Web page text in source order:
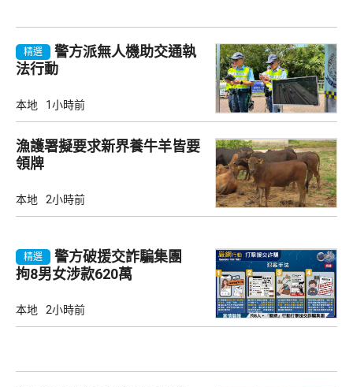
精選
警方派無人機助交通執
法行動
本地 1小時前
漁護署擬要求新界養牛羊皆要
領牌
本地 2小時前
精選
警方破援交詐騙集團
拘8男女涉款620萬
本地 2小時前